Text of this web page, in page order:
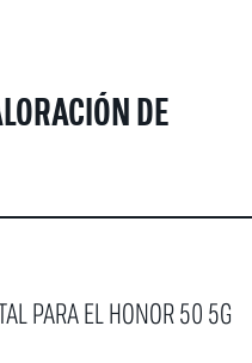
DE
PARA EL HONOR 50 5G